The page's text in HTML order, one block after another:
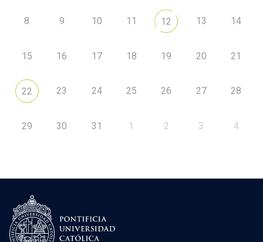
8 9 10 11 12 13 14
15 16 17 18 19 20 21
22 23 24 25 26 27 28
29 30 31 1 2 3 4